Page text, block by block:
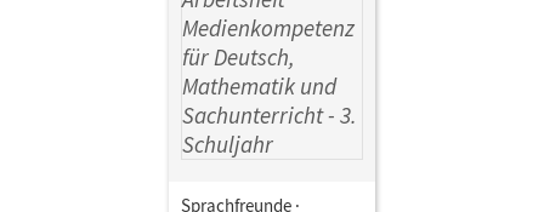
Sprachfreunde ·